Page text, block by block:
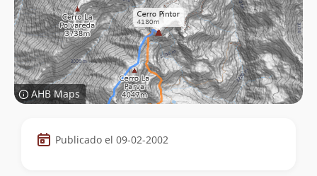
AHB Maps
Datos
de
Publicado el 09-02-2002